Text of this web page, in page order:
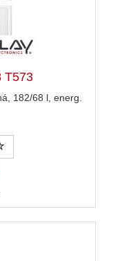
T573
182/68 l, energ.